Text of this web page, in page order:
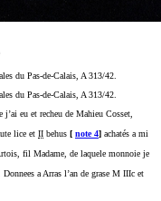
du Pas-de-Calais, A 313/42.
du Pas-de-Calais, A 313/42.
eu et recheu de Mahieu Cosset,
lice et II behus [ note 4] achatés a mi
fil Madame, de laquele monnoie je
Donnees a Arras l’an de grase M IIIc et